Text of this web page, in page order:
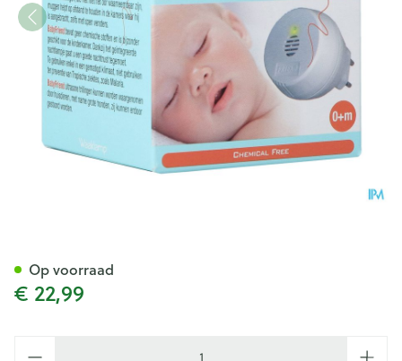
€ 22,99
Op voorraad